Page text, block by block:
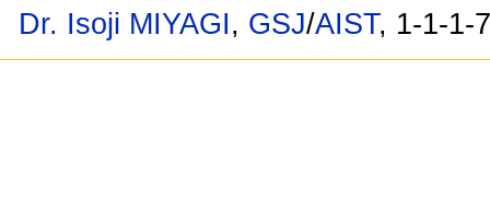
Dr. Isoji MIYAGI, GSJ/AIST, 1-1-1-